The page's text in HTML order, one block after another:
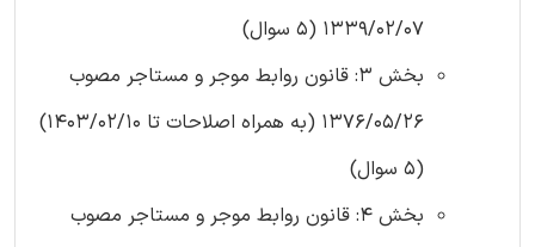
1339/02/07 (5 سوال)
بخش 3: قانون روابط موجر و مستاجر مصوب
1376/05/26 (به همراه اصلاحات تا 1403/02/10)
(5 سوال)
بخش 4: قانون روابط موجر و مستاجر مصوب